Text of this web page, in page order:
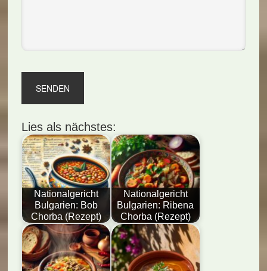
Lies als nächstes:
Nationalgericht
Bulgarien: Bob
Chorba (Rezept)
Nationalgericht
Bulgarien: Ribena
Chorba (Rezept)